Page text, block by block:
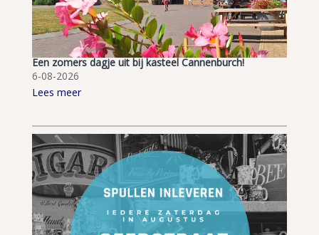
Een zomers dagje uit bij kasteel Cannenburch!
6-08-2026
Lees meer